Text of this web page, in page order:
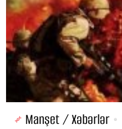
Manşet / Xəbərlər